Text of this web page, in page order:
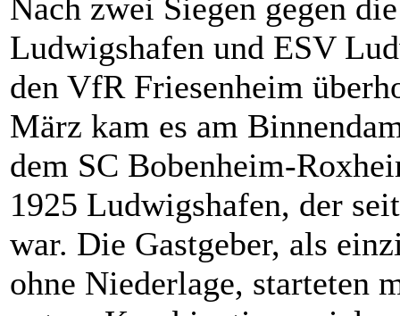
Nach zwei Siegen gegen
Ludwigshafen und ESV
den VfR Friesenheim
März kam es am
dem SC Bobenheim-
1925 Ludwigshafen, der
war. Die Gastgeber, als
ohne Niederlage, starteten